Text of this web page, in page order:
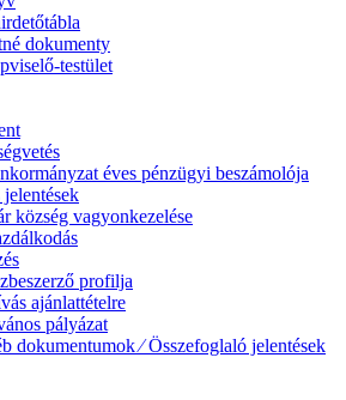
dokumenty
testület
éves pénzügyi beszámolója
jelentések
község vagyonkezelése
profilja
ajánlattételre
pályázat
dokumentumok ⁄ Összefoglaló jelentések